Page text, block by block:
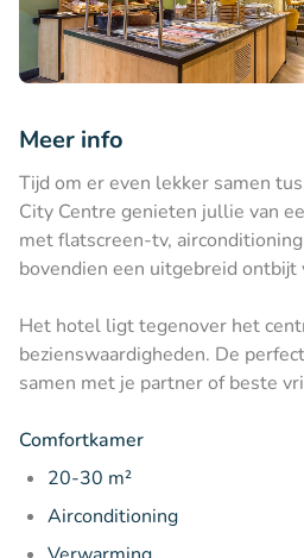
Meer info
Tijd om er even lekker samen
City Centre genieten jullie van
met flatscreen-tv,
bovendien een uitgebreid ontbijt
Het hotel ligt tegenover het
bezienswaardigheden. De
samen met je partner of beste
Comfortkamer
20-30 m²
Airconditioning